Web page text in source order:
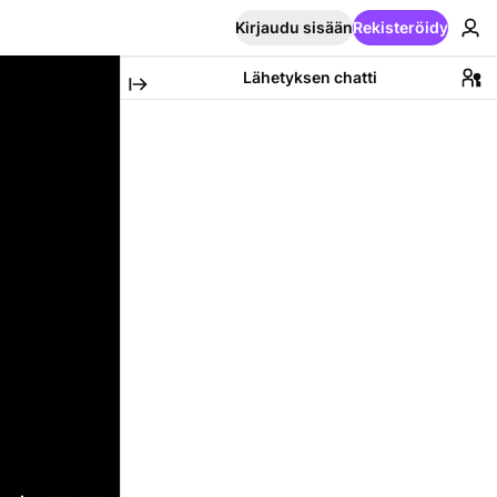
Kirjaudu sisäänRekisteröidy
Lähetyksen chatti